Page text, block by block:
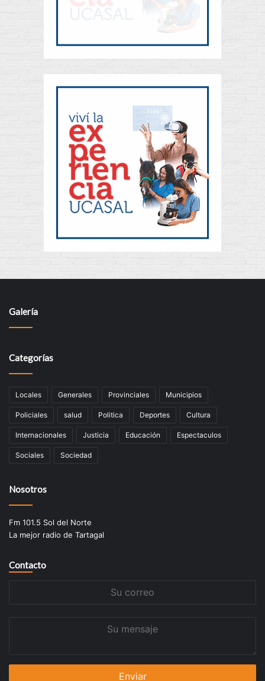
Galería
Categorías
Locales Generales Provinciales Municipios
Policiales salud Politica Deportes Cultura
Internacionales Justicia Educación Espectaculos
Sociales Sociedad
Nosotros
Fm 101.5 Sol del Norte
La mejor radio de Tartagal
Contacto